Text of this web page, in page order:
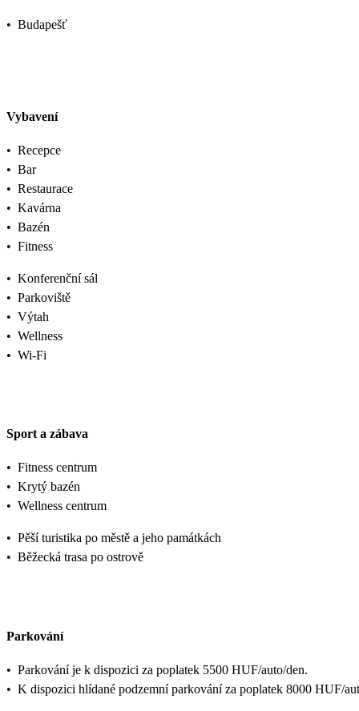
• Budapešť
Vybavení
• Recepce
• Bar
• Restaurace
• Kavárna
• Bazén
• Fitness
• Konferenční sál
• Parkoviště
• Výtah
• Wellness
• Wi-Fi
Sport a zábava
• Fitness centrum
• Krytý bazén
• Wellness centrum
• Pěší turistika po městě a jeho památkách
• Běžecká trasa po ostrově
Parkování
• Parkování je k dispozici za poplatek 5500 HUF/auto/den.
• K dispozici hlídané podzemní parkování za poplatek 8000 HUF/